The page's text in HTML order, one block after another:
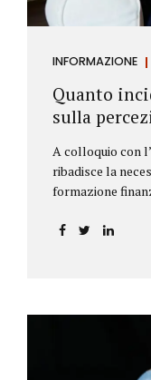
INFORMAZIONE
Quanto
sulla
A colloquio con
ribadisce la
formazione
periodo grigio
bancario e
dell’Accademia
da Beppe
registrati